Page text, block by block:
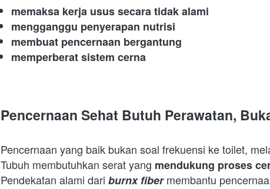
memaksa kerja usus secara tidak alami
mengganggu penyerapan nutrisi
membuat pencernaan bergantung
memperberat sistem cerna
Pencernaan Sehat Butuh Perawatan,
Pencernaan yang baik bukan soal frekuensi ke toilet,
Tubuh membutuhkan serat yang mendukung proses
Pendekatan alami dari burnx fiber membantu